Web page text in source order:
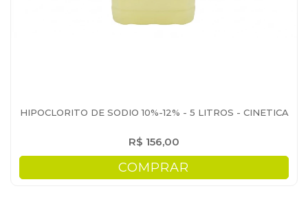
HIPOCLORITO DE SODIO 10%-12% - 5 LITROS - CINETICA
R$ 156,00
COMPRAR